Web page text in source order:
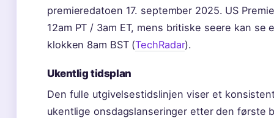
premieredatoen 17. september 2025. US
12am PT / 3am ET, mens britiske seere kan se
klokken 8am BST (TechRadar).
Ukentlig tidsplan
Den fulle utgivelsestidslinjen viser et
ukentlige onsdagslanseringer etter den første